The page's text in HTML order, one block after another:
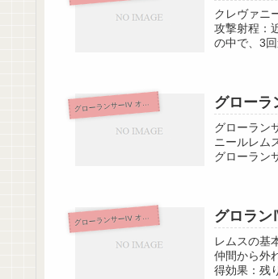
クレヴァニ
攻撃射程：
の中で、3
グローランサーIV オーバーリローデッド グローラ
グローラン
ニールレム
グローラン
グローランサーIV オーバーリローデッド グロラ
レムスの基
仲間から外
得効果：残